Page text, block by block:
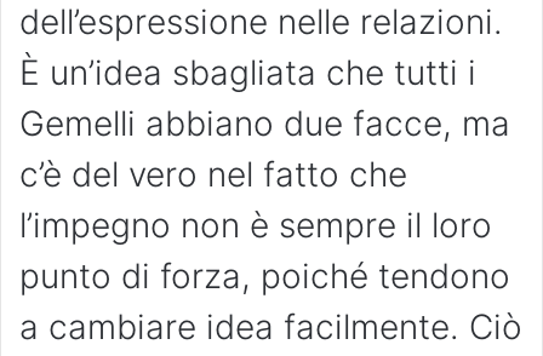
dell’espressione nelle relazioni.
È un’idea sbagliata che tutti i
Gemelli abbiano due facce, ma
c’è del vero nel fatto che
l’impegno non è sempre il loro
punto di forza, poiché tendono
a cambiare idea facilmente. Ciò